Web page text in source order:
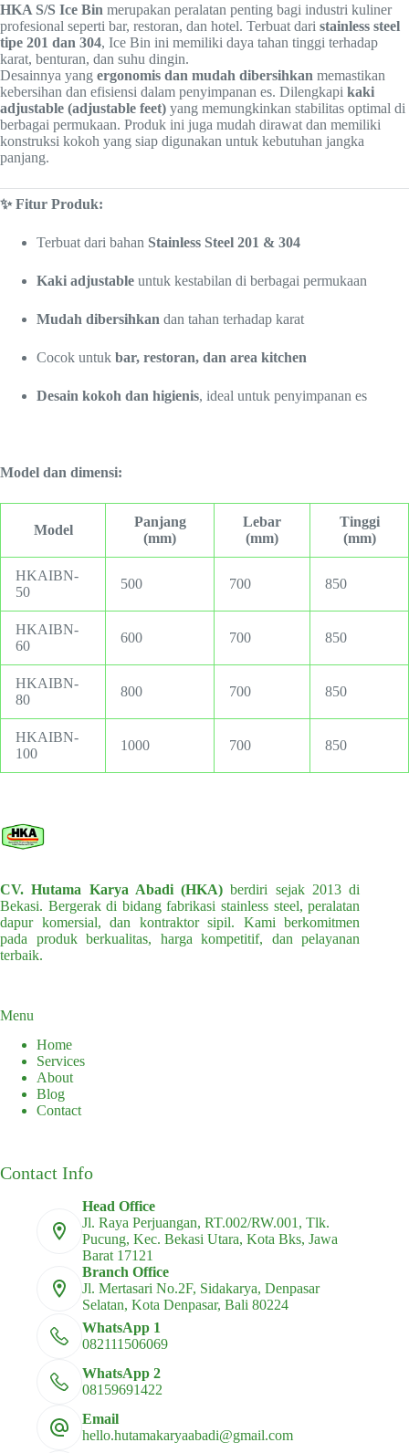
HKA S/S Ice Bin merupakan peralatan penting bagi industri kuliner
profesional seperti bar, restoran, dan hotel. Terbuat dari stainless steel
tipe 201 dan 304, Ice Bin ini memiliki daya tahan tinggi terhadap
karat, benturan, dan suhu dingin.
Desainnya yang ergonomis dan mudah dibersihkan memastikan
kebersihan dan efisiensi dalam penyimpanan es. Dilengkapi kaki
adjustable (adjustable feet) yang memungkinkan stabilitas optimal di
berbagai permukaan. Produk ini juga mudah dirawat dan memiliki
konstruksi kokoh yang siap digunakan untuk kebutuhan jangka
panjang.
✨ Fitur Produk:
Terbuat dari bahan Stainless Steel 201 & 304
Kaki adjustable untuk kestabilan di berbagai permukaan
Mudah dibersihkan dan tahan terhadap karat
Cocok untuk bar, restoran, dan area kitchen
Desain kokoh dan higienis, ideal untuk penyimpanan es
Model dan dimensi:
Model
Panjang
(mm)
Lebar
(mm)
Tinggi
(mm)
HKAIBN-
50
500 700 850
HKAIBN-
60
600 700 850
HKAIBN-
80
800 700 850
HKAIBN-
100
1000 700 850
CV. Hutama Karya Abadi (HKA) berdiri sejak 2013 di
Bekasi. Bergerak di bidang fabrikasi stainless steel, peralatan
dapur komersial, dan kontraktor sipil. Kami berkomitmen
pada produk berkualitas, harga kompetitif, dan pelayanan
terbaik.
Menu
Home
Services
About
Blog
Contact
Contact Info
Head Office
Jl. Raya Perjuangan, RT.002/RW.001, Tlk.
Pucung, Kec. Bekasi Utara, Kota Bks, Jawa
Barat 17121
Branch Office
Jl. Mertasari No.2F, Sidakarya, Denpasar
Selatan, Kota Denpasar, Bali 80224
WhatsApp 1
082111506069
WhatsApp 2
08159691422
Email
hello.hutamakaryaabadi@gmail.com